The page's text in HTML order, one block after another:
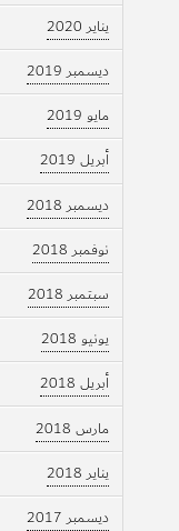
يناير 2020
ديسمبر 2019
مايو 2019
أبريل 2019
ديسمبر 2018
نوفمبر 2018
سبتمبر 2018
يونيو 2018
أبريل 2018
مارس 2018
يناير 2018
ديسمبر 2017